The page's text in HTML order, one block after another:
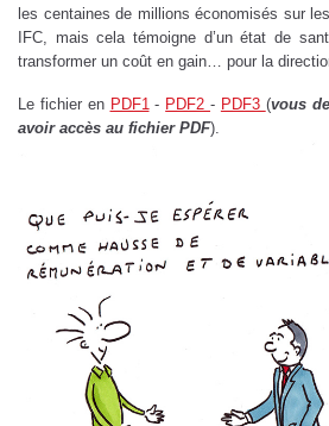
les centaines de millions économisés sur
IFC, mais cela témoigne d’un état de
transformer un coût en gain… pour la
Le fichier en PDF1- PDF2- PDF3 (vous
avoir accès au fichier PDF).